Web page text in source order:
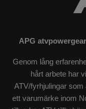
APG
Genom lång
hårt arbete har
ATV/fyrhjulingar
ett varumärke inom